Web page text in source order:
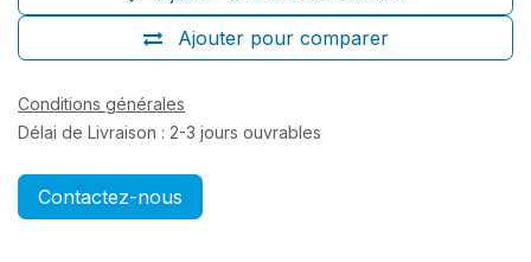
Ajouter pour comparer
Conditions générales
Délai de Livraison : 2-3 jours ouvrables
Contactez-nous